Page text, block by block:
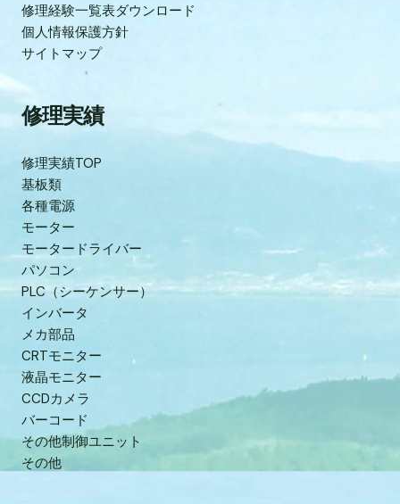
修理経験一覧表ダウンロード
個人情報保護方針
サイトマップ
修理実績
修理実績TOP
基板類
各種電源
モーター
モータードライバー
パソコン
PLC（シーケンサー）
インバータ
メカ部品
CRTモニター
液晶モニター
CCDカメラ
バーコード
その他制御ユニット
その他